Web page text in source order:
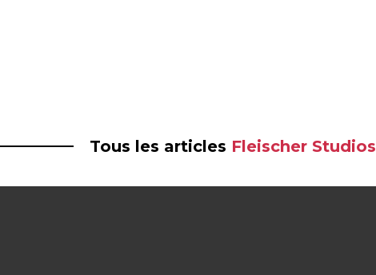
Tous les articles Fleischer Studios